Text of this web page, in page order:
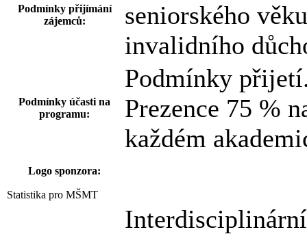
Podmínky přijímání
zájemců:
seniorského
invalidního
Podmínky účasti na
programu:
Podmínky
Prezence 75 %
každém
Logo sponzora:
Statistika pro MŠMT